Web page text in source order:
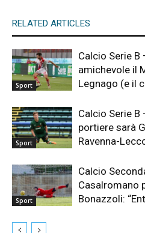
RELATED ARTICLES
Sport
Calcio Serie B
amichevole il
Legnago (e il
Sport
Calcio Serie
portiere sarà
Ravenna-
Sport
Calcio
Casalromano
Bonazzoli: